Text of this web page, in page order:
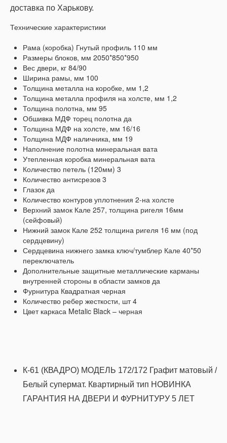
доставка по Харькову.
Технические характеристики
Рама (коробка) Гнутый профиль 110 мм
Размеры блоков, мм 2050*850*950
Вес двери, кг 84/90
Ширина рамы, мм 100
Толщина металла на коробке, мм 1,2
Толщина металла профиля на холсте, мм 1,2
Толщина полотна, мм 95
Обшивка МДФ торец полотна да
Толщина МДФ на холсте, мм 16/16
Толщина МДФ наличника, мм 19
Наполнение полотна минеральная вата
Утепленная коробка минеральная вата
Количество петель (120мм) 3
Количество антисрезов 3
Глазок да
Количество контуров уплотнения 2-на холсте
Верхний замок Кале 257, толщина ригеля 16мм
(сейфовый)
Нижний замок Кале 252 толщина ригеля 16 мм (под
сердцевину)
Сердцевина нижнего замка ключ/тумблер Кале 40*50
переключатель
Дополнительные защитные металлические карманы
внутренней стороны в области замков да
Фурнитура Квадратная черная
Количество ребер жесткости, шт 4
Цвет каркаса Metalic Black – черная
К-61 (КВАДРО) МОДЕЛЬ 172/172 Графит матовый /
Белый супермат. Квартирный тип НОВИНКА
ГАРАНТИЯ НА ДВЕРИ И ФУРНИТУРУ 5 ЛЕТ